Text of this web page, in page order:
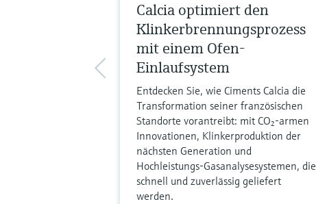
Calcia optimiert den
Klinkerbrennungsprozess
mit einem Ofen-
Einlaufsystem
Entdecken Sie, wie Ciments Calcia die
Transformation seiner französischen
Standorte vorantreibt: mit CO₂-armen
Innovationen, Klinkerproduktion der
nächsten Generation und
Hochleistungs-Gasanalysesystemen, die
schnell und zuverlässig geliefert
werden.